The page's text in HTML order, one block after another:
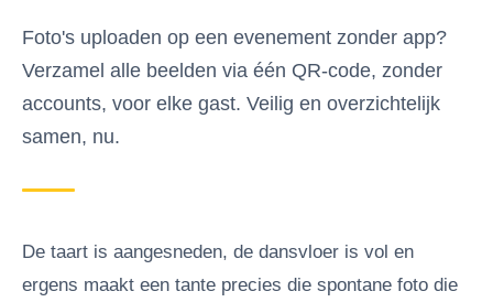
Foto's uploaden op een evenement zonder app?
Verzamel alle beelden via één QR-code, zonder
accounts, voor elke gast. Veilig en overzichtelijk
samen, nu.
De taart is aangesneden, de dansvloer is vol en
ergens maakt een tante precies die spontane foto die